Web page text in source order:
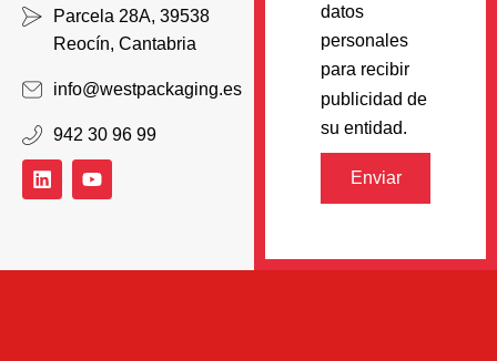
Parcela 28A, 39538
Reocín, Cantabria
info@westpackaging.es
942 30 96 99
datos
personales
para recibir
publicidad de
su entidad.
Enviar